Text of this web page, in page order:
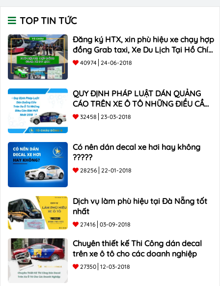
TOP TIN TỨC
Đăng ký HTX, xin phù hiệu xe chạy hợp
đồng Grab taxi, Xe Du Lịch Tại Hồ Chí
Minh Giá Rẻ
40974 24-06-2018
QUY ĐỊNH PHÁP LUẬT DÁN QUẢNG
CÁO TRÊN XE Ô TÔ NHỮNG ĐIỀU CẦN
BIẾT mới nhất 2018 ???
32458 23-03-2018
Có nên dán decal xe hơi hay không
?????
28256 22-01-2018
Dịch vụ làm phù hiệu tại Đà Nẵng tốt
nhất
27416 03-09-2018
Chuyên thiết kế Thi Công dán decal
trên xe ô tô cho các doanh nghiệp
27350 12-03-2018